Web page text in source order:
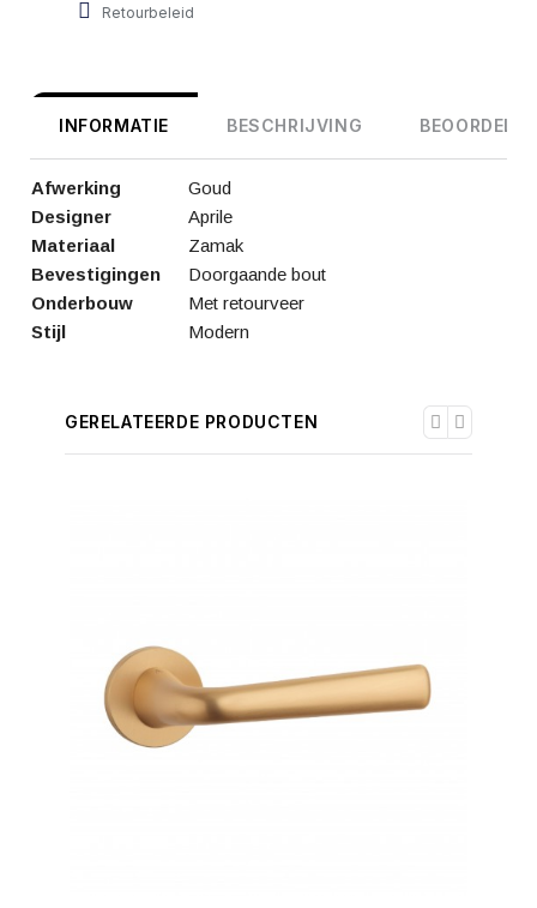
Retourbeleid
INFORMATIE BESCHRIJVING
Afwerking
Goud
Designer
Aprile
Materiaal
Zamak
Bevestigingen
Doorgaande bout
Onderbouw
Met retourveer
Stijl
Modern
GERELATEERDE PRODUCTEN